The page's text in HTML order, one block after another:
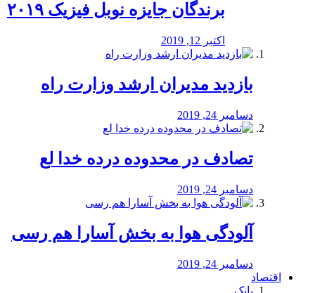
برندگان جایزه نوبل فیزیک ۲۰۱۹
اکتبر 12, 2019
بازدید مدیران ارشد وزارت راه
دسامبر 24, 2019
تصادف در محدوده درده خدا لع
دسامبر 24, 2019
آلودگی هوا به بخش آسارا هم رسی
دسامبر 24, 2019
اقتصاد
بانک